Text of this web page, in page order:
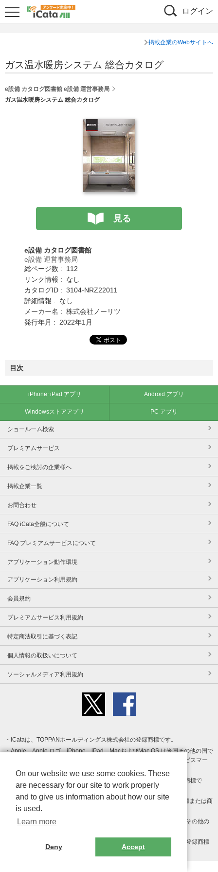
ログイン
掲載企業のWebサイトへ
ガス温水暖房システム 総合カタログ
e設備 カタログ図書館 e設備 運営事務局
ガス温水暖房システム 総合カタログ
見る
e設備 カタログ図書館
e設備 運営事務局
総ページ数 : 112
リンク情報 : なし
カタログID : 3104-NRZ22011
詳細情報 : なし
メーカー名 : 株式会社ノーリツ
発行年月 : 2022年1月
目次
iPhone･iPad アプリ Android アプリ
Windowsストアアプリ PC アプリ
ショールーム検索
プレミアムサービス
掲載をご検討の企業様へ
掲載企業一覧
お問合わせ
FAQ iCata全般について
FAQ プレミアムサービスについて
アプリケーション動作環境
アプリケーション利用規約
会員規約
プレミアムサービス利用規約
特定商法取引に基づく表記
個人情報の取扱いについて
ソーシャルメディア利用規約
iCataは、TOPPANホールディングス株式会社の登録商標です。
Apple、Apple ロゴ、iPhone、iPad、MacおよびMac OS は米国その他の国で
登録された Apple Inc. の商標です。App Store は Apple Inc. のサービスマー
クです。
Android、Google Play および Google Play ロゴ は Google LLC の商標で
す。
Windows は Microsoft Inc.の米国およびその他の国における登録商標または商
標です。
Adobe、Adobe Reader、Adobe PDF は、Adobe Inc.の米国およびその他の
その他、記載されている会社名、商品名、ロゴは各社の商標または登録商標
On our website we use some cookies. These
are necessary for our site to work properly
and to give us information about how our site
is used.
Learn more
Deny Accept